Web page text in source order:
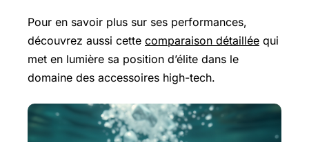
Pour en savoir plus sur ses performances,
découvrez aussi cette comparaison détaillée qui
met en lumière sa position d’élite dans le
domaine des accessoires high-tech.